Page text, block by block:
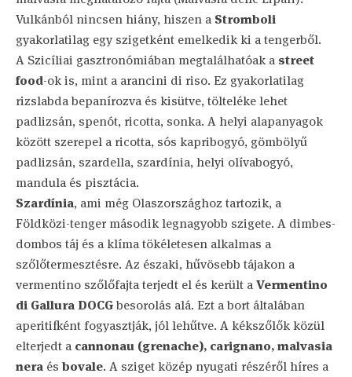
Vulkánból nincsen hiány, hiszen a Stromboli
gyakorlatilag egy szigetként emelkedik ki a tengerből.
A Szicíliai gasztronómiában megtalálhatóak a street
food-ok is, mint a arancini di riso. Ez gyakorlatilag
rizslabda bepanírozva és kisütve, tölteléke lehet
padlizsán, spenót, ricotta, sonka. A helyi alapanyagok
között szerepel a ricotta, sós kapribogyó, gömbölyű
padlizsán, szardella, szardínia, helyi olívabogyó,
mandula és pisztácia.
Szardínia, ami még Olaszországhoz tartozik, a
Földközi-tenger második legnagyobb szigete. A dimbes-
dombos táj és a klíma tökéletesen alkalmas a
szőlőtermesztésre. Az északi, hűvösebb tájakon a
vermentino szőlőfajta terjedt el és került aVermentino
di Gallura DOCGbesorolás alá. Ezt a bort általában
aperitifként fogyasztják, jól lehűtve. A kékszőlők közül
elterjedt a cannonau (grenache), carignano, malvasia
nera és bovale. A sziget közép nyugati részéről híres a